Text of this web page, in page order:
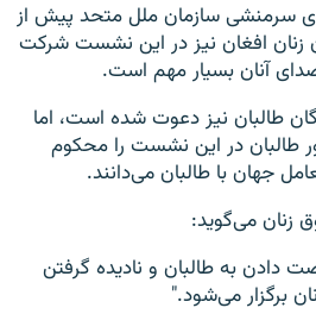
سرمنشی سازمان ملل متحد پیش از
زنان افغان نیز در این نشست شرکت
آنان بسیار مهم است.
طالبان نیز دعوت شده است، اما
طالبان در این نشست را محکوم
جهان با طالبان می‌دانند.
زنان می‌گوید:
به طالبان و نادیده گرفتن
برگزار می‌شود."